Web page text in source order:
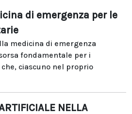
di emergenza per le
medicina di emergenza
fondamentale per i
ciascuno nel proprio
NELLA